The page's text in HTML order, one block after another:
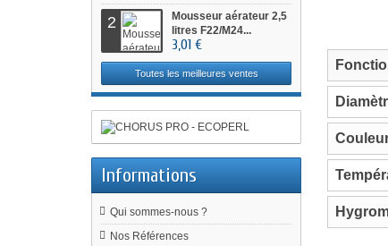
2
Mousseur aérateur 2,5
litres F22/M24...
3,01 €
Toutes les meilleures ventes
Informations
Qui sommes-nous ?
Nos Références